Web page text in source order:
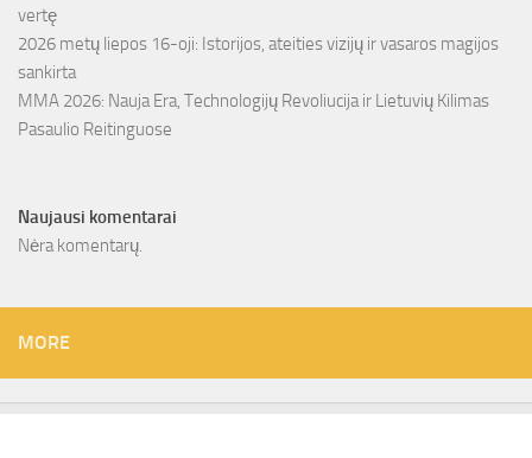
vertę
2026 metų liepos 16-oji: Istorijos, ateities vizijų ir vasaros magijos
sankirta
MMA 2026: Nauja Era, Technologijų Revoliucija ir Lietuvių Kilimas
Pasaulio Reitinguose
Naujausi komentarai
Nėra komentarų.
MORE